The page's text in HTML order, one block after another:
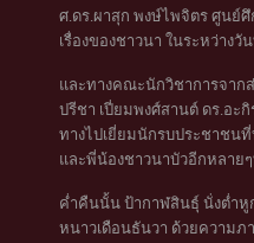
ศ.ดร.ผาสุก พงษ์ไพจิตร ศูนย์
เรื่องของชาวนา ในระหว่างวั
และทางคณะนักวิชาการจาก
ปรีชา เปี่ยมพงศ์สานต์ ดร.อะ
ทางไปเยี่ยมนักรบประชาชน
และพี่น้องชาวนาบัวอีกหลาย
ค่ำคืนนั้น ป้ากาฬสินธุ์ นั่งต่ำหู
หนาวเดือนธันวา ด้วยความ